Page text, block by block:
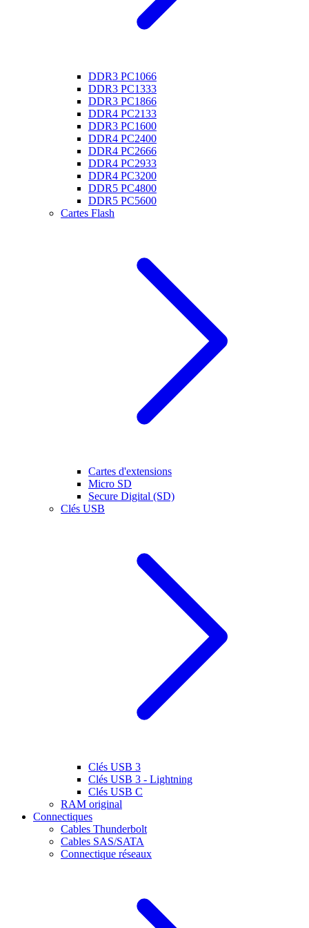
DDR3 PC1066
DDR3 PC1333
DDR3 PC1866
DDR4 PC2133
DDR3 PC1600
DDR4 PC2400
DDR4 PC2666
DDR4 PC2933
DDR4 PC3200
DDR5 PC4800
DDR5 PC5600
Cartes Flash
Cartes d'extensions
Micro SD
Secure Digital (SD)
Clés USB
Clés USB 3
Clés USB 3 - Lightning
Clés USB C
RAM original
Connectiques
Cables Thunderbolt
Cables SAS/SATA
Connectique réseaux